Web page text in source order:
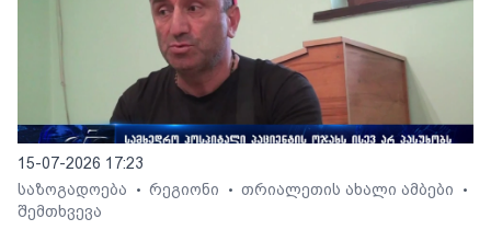
15-07-2026 17:23
საზოგადოება
• რეგიონი • თრიალეთის ახალი ამბები •
შემთხვევა